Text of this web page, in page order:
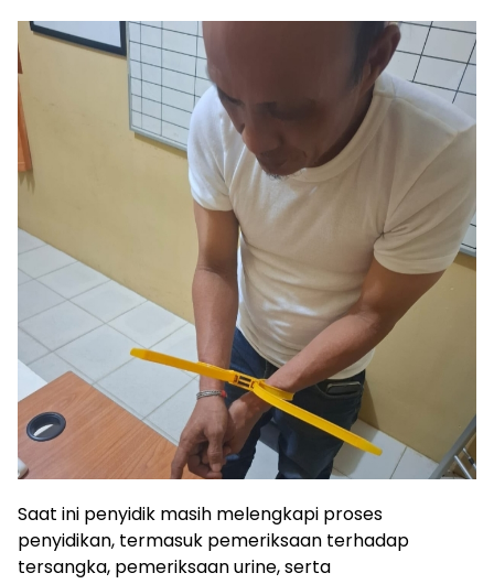
Saat ini penyidik masih melengkapi proses
penyidikan, termasuk pemeriksaan terhadap
tersangka, pemeriksaan urine, serta